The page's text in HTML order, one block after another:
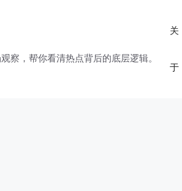
察，帮你看清热点背后的底层逻辑。
关
于